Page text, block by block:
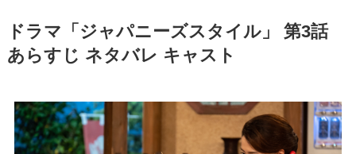
ドラマ「ジャパニーズスタイル」 第3話
あらすじ ネタバレ キャスト